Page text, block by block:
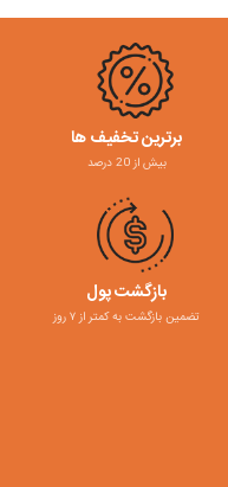
برترین تخفیف ها
بیش از 20 درصد
بازگشت پول
تضمین بازگشت به کمتر از ۷ روز